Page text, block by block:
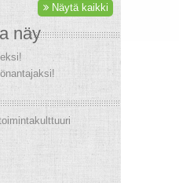
Näytä kaikki
näy